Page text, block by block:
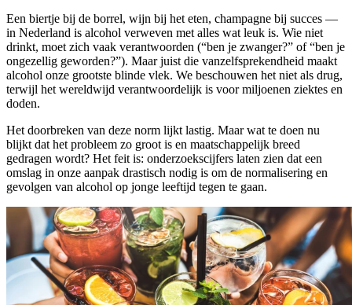
Een biertje bij de borrel, wijn bij het eten, champagne bij succes —
in Nederland is alcohol verweven met alles wat leuk is. Wie niet
drinkt, moet zich vaak verantwoorden (“ben je zwanger?” of “ben je
ongezellig geworden?”). Maar juist die vanzelfsprekendheid maakt
alcohol onze grootste blinde vlek. We beschouwen het niet als drug,
terwijl het wereldwijd verantwoordelijk is voor miljoenen ziektes en
doden.
Het doorbreken van deze norm lijkt lastig. Maar wat te doen nu
blijkt dat het probleem zo groot is en maatschappelijk breed
gedragen wordt? Het feit is: onderzoekscijfers laten zien dat een
omslag in onze aanpak drastisch nodig is om de normalisering en
gevolgen van alcohol op jonge leeftijd tegen te gaan.